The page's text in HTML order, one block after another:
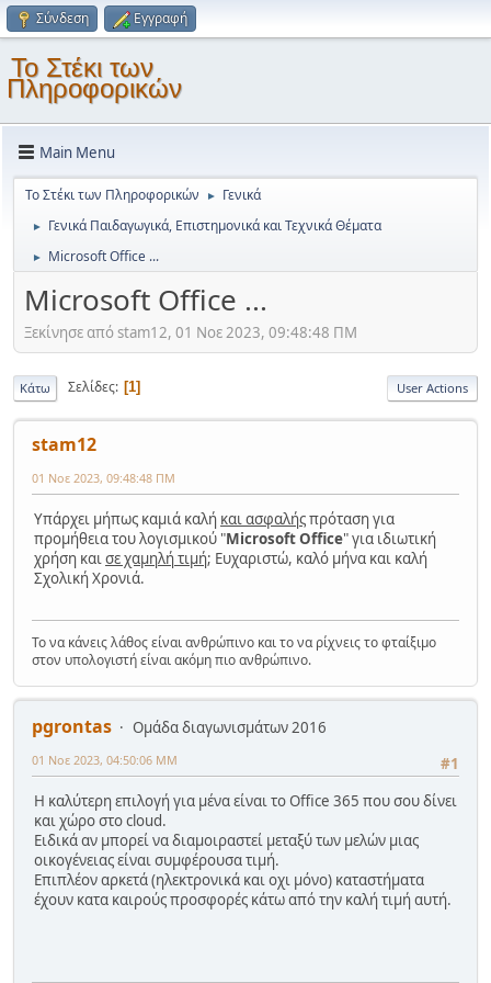
Σύνδεση Εγγραφή
Το Στέκι των
Πληροφορικών
Main Menu
Το Στέκι των Πληροφορικών ► Γενικά
► Γενικά Παιδαγωγικά, Επιστημονικά και Τεχνικά Θέματα
► Microsoft Office ...
Microsoft Office ...
Ξεκίνησε από stam12, 01 Νοε 2023, 09:48:48 ΠΜ
Κάτω Σελίδες 1 User Actions
stam12
01 Νοε 2023, 09:48:48 ΠΜ
Υπάρχει μήπως καμιά καλή και ασφαλήςπρόταση για
προμήθεια του λογισμικού "Microsoft Office" για ιδιωτική
χρήση καισε χαμηλή τιμή; Ευχαριστώ, καλό μήνα και καλή
Σχολική Χρονιά.
Το να κάνεις λάθος είναι ανθρώπινο και το να ρίχνεις το φταίξιμο
στον υπολογιστή είναι ακόμη πιο ανθρώπινο.
pgrontas
Ομάδα διαγωνισμάτων 2016
#1
01 Νοε 2023, 04:50:06 ΜΜ
Η καλύτερη επιλογή για μένα είναι το Office 365 που σου δίνει
και χώρο στο cloud.
Ειδικά αν μπορεί να διαμοιραστεί μεταξύ των μελών μιας
οικογένειας είναι συμφέρουσα τιμή.
Επιπλέον αρκετά (ηλεκτρονικά και οχι μόνο) καταστήματα
έχουν κατα καιρούς προσφορές κάτω από την καλή τιμή αυτή.